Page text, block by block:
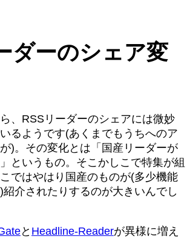
ダーのシェア変
、RSSリーダーのシェアには微妙
るようです(あくまでもうちへのア
)。その変化とは「国産リーダーが
というもの。そこかしこで特集が組
ではやはり国産のものが(多少機能
介されたりするのが大きいんでし
と Headline-Readerが異様に増え